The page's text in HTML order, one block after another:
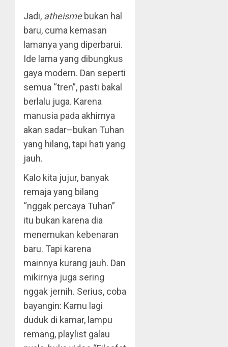
Jadi, atheismebukan hal
baru, cuma kemasan
lamanya yang diperbarui.
Ide lama yang dibungkus
gaya modern. Dan seperti
semua “tren”, pasti bakal
berlalu juga. Karena
manusia pada akhirnya
akan sadar–bukan Tuhan
yang hilang, tapi hati yang
jauh.
Kalo kita jujur, banyak
remaja yang bilang
“nggak percaya Tuhan”
itu bukan karena dia
menemukan kebenaran
baru. Tapi karena
mainnya kurang jauh. Dan
mikirnya juga sering
nggak jernih. Serius, coba
bayangin: Kamu lagi
duduk di kamar, lampu
remang, playlist galau